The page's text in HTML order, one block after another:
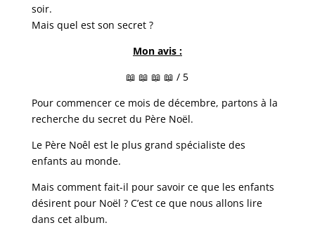
soir.
Mais quel est son secret ?
Mon avis :
📖 📖 📖 📖 / 5
Pour commencer ce mois de décembre, partons à la
recherche du secret du Père Noël.
Le Père Noêl est le plus grand spécialiste des
enfants au monde.
Mais comment fait-il pour savoir ce que les enfants
désirent pour Noël ? C’est ce que nous allons lire
dans cet album.